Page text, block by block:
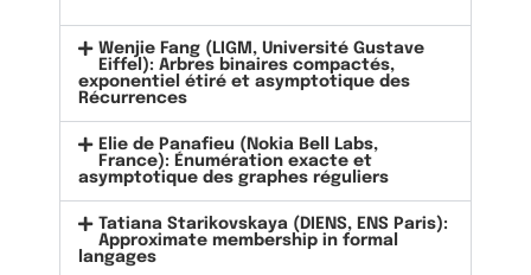
Wenjie Fang (LIGM, Université Gustave
Eiffel): Arbres binaires compactés,
exponentiel étiré et asymptotique des
Récurrences
Elie de Panafieu (Nokia Bell Labs,
France): Énumération exacte et
asymptotique des graphes réguliers
Tatiana Starikovskaya (DIENS, ENS Paris):
Approximate membership in formal
langages